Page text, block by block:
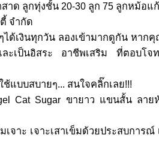
ด ลูกทุ่งชั้น 20-30 ลูก 75 ลูกหม้อแ
จำกัด
ได้เงินทุกวัน ลองเข้ามากดูกัน หาก
เป็นอิสระ อาชีพเสริม ที่ตอบโจท
ช้แบบสบายๆ... สนใจคลิ๊กเลย!!!
Cat Sugar ขายาว แขนสั้น ลา
มเจาะ เจาะเสาเข็มด้วยประสบการ